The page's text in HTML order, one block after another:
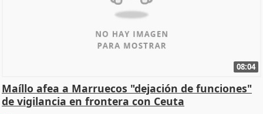
08:04
Maíllo afea a Marruecos "dejación de funciones"
de vigilancia en frontera con Ceuta